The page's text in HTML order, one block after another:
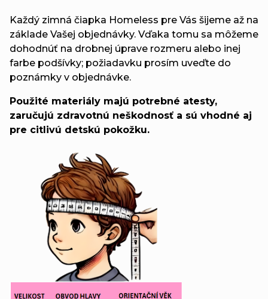
Každý zimná čiapka Homeless pre Vás šijeme až na
základe Vašej objednávky. Vďaka tomu sa môžeme
dohodnúť na drobnej úprave rozmeru alebo inej
farbe podšívky; požiadavku prosím uveďte do
poznámky v objednávke.
Použité materiály majú potrebné atesty,
zaručujú zdravotnú neškodnosť a sú vhodné aj
pre citlivú detskú pokožku.